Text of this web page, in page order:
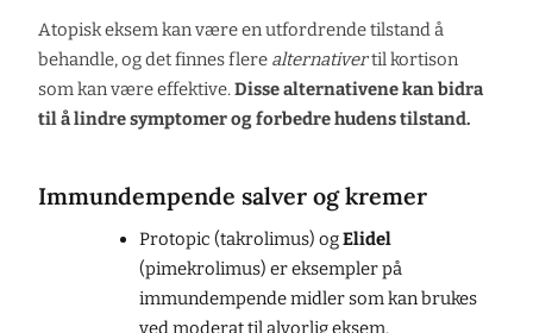
Atopisk eksem kan være en utfordrende tilstand å
behandle, og det finnes flere alternativertil kortison
som kan være effektive.Disse alternativene kan bidra
til å lindre symptomer og forbedre hudens tilstand.
Immundempende salver og kremer
Protopic (takrolimus) ogElidel
(pimekrolimus) er eksempler på
immundempende midler som kan brukes
ved moderat til alvorlig eksem.